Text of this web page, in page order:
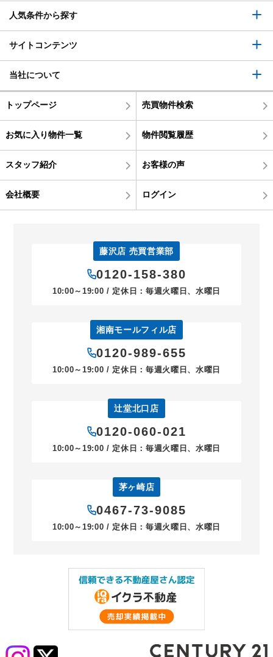
人気条件から探す
サイトコンテンツ
当社について
トップページ 売買物件検索
お気に入り物件一覧 物件閲覧履歴
スタッフ紹介 お客様の声
会社概要 ログイン
藤沢店 売買営業部
0120-158-380
10:00～19:00 / 定休日：毎週火曜日、水曜日
湘南モールフィル店
0120-989-655
10:00～19:00 / 定休日：毎週火曜日、水曜日
辻堂北口店
0120-060-021
10:00～19:00 / 定休日：毎週火曜日、水曜日
茅ヶ崎店
0467-73-9085
10:00～19:00 / 定休日：毎週火曜日、水曜日